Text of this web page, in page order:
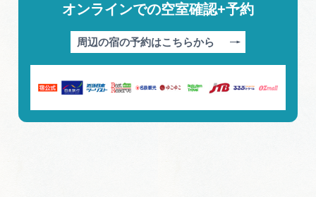
オンラインでの空室確認+予約
周辺の宿の予約はこちらから